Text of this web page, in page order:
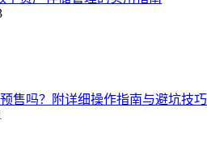
售吗？附详细操作指南与避坑技巧